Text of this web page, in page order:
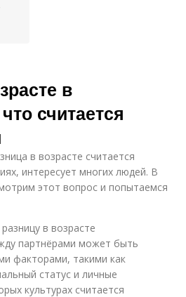
в
считается
в возрасте считается
интересует многих людей. В
этот вопрос и попытаемся
в возрасте
партнёрами может быть
факторами, такими как
статус и личные
культурах считается